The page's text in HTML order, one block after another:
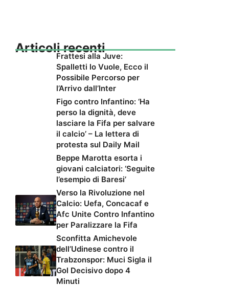
Articoli recenti
Frattesi alla Juve:
Spalletti lo Vuole, Ecco il
Possibile Percorso per
l’Arrivo dall’Inter
Figo contro Infantino: ‘Ha
perso la dignità, deve
lasciare la Fifa per salvare
il calcio’ – La lettera di
protesta sul Daily Mail
Beppe Marotta esorta i
giovani calciatori: ‘Seguite
l’esempio di Baresi’
Verso la Rivoluzione nel
Calcio: Uefa, Concacaf e
Afc Unite Contro Infantino
per Paralizzare la Fifa
Sconfitta Amichevole
dell’Udinese contro il
Trabzonspor: Muci Sigla il
Gol Decisivo dopo 4
Minuti